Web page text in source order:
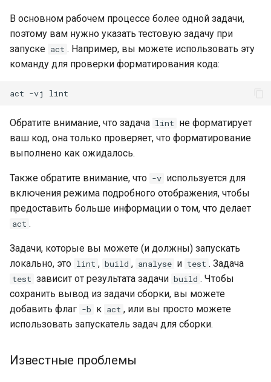
В основном рабочем процессе более одной задачи,
поэтому вам нужно указать тестовую задачу при
запуске act . Например, вы можете использовать эту
команду для проверки форматирования кода:
act -vj
Обратите внимание, что задача lint не форматирует
ваш код, она только проверяет, что форматирование
выполнено как ожидалось.
Также обратите внимание, что -v используется для
включения режима подробного отображения, чтобы
предоставить больше информации о том, что делает
act .
Задачи, которые вы можете (и должны) запускать
локально, это lint , build , analyse и test . Задача
test зависит от результата задачи build . Чтобы
сохранить вывод из задачи сборки, вы можете
добавить флаг -b к act , или вы просто можете
использовать запускатель задач для сборки.
Известные проблемы